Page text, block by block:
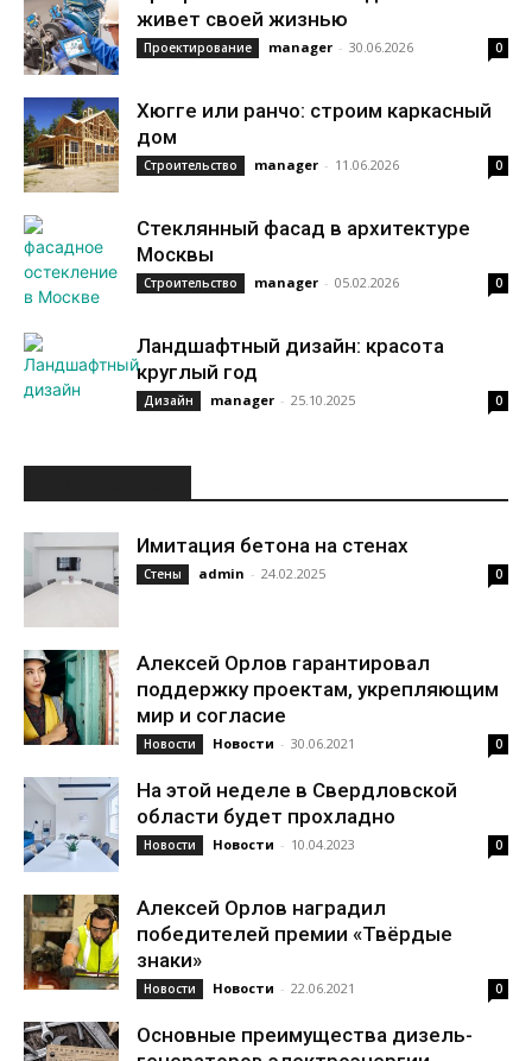
живет своей жизнью
Проектирование manager - 30.06.2026 0
Хюгге или ранчо: строим каркасный
дом
Строительство manager - 11.06.2026 0
Стеклянный фасад в архитектуре
Москвы
Строительство manager - 05.02.2026 0
Ландшафтный дизайн: красота
круглый год
Дизайн manager - 25.10.2025 0
Имитация бетона на стенах
Стены admin - 24.02.2025 0
Алексей Орлов гарантировал
поддержку проектам, укрепляющим
мир и согласие
Новости Новости - 30.06.2021 0
На этой неделе в Свердловской
области будет прохладно
Новости Новости - 10.04.2023 0
Алексей Орлов наградил
победителей премии «Твёрдые
знаки»
Новости Новости - 22.06.2021 0
Основные преимущества дизель-